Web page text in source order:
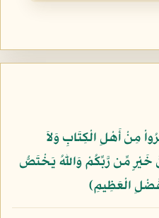
مِنْ أَهْلِ الْكِتَابِ وَلاَ
خَيْرٍ مِّن رَّبِّكُمْ وَاللّهُ يَخْتَصُّ
الْعَظِيمِ﴾